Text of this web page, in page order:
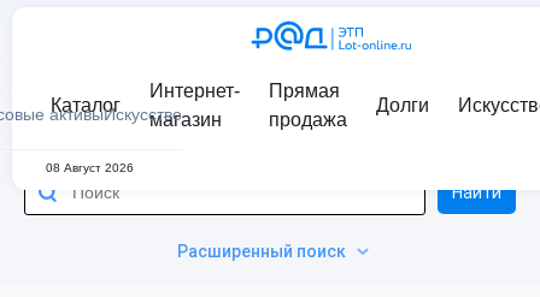
активыИскусство
Каталог
Интернет-
магазин
Прямая
продажа
Долги
08 Август 2026
Расширенный поиск
Найти